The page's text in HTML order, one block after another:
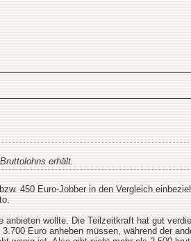
erhält.
450 Euro-Jobber in den Vergleich
wollte. Die Teilzeitkraft hat gut
Euro anheben müssen, während der